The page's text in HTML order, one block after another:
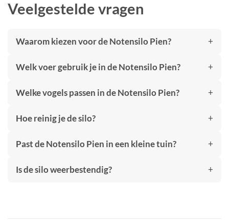
Veelgestelde vragen
Waarom kiezen voor de Notensilo Pien?
Welk voer gebruik je in de Notensilo Pien?
Welke vogels passen in de Notensilo Pien?
Hoe reinig je de silo?
Past de Notensilo Pien in een kleine tuin?
Is de silo weerbestendig?